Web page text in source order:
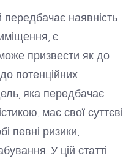
передбачає наявність
є
призвести як до
потенційних
яка передбачає
має свої суттєві
певні ризики,
У цій статті